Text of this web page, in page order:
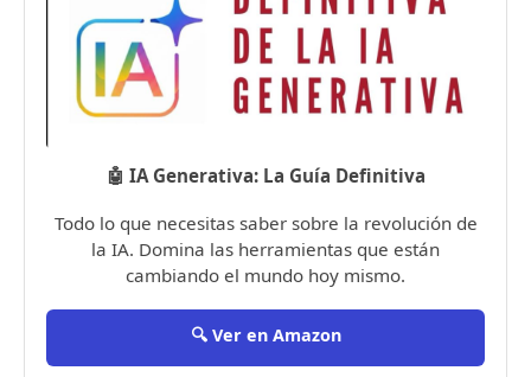
🤖 IA Generativa: La Guía Definitiva
Todo lo que necesitas saber sobre la revolución de
la IA. Domina las herramientas que están
cambiando el mundo hoy mismo.
🔍 Ver en Amazon